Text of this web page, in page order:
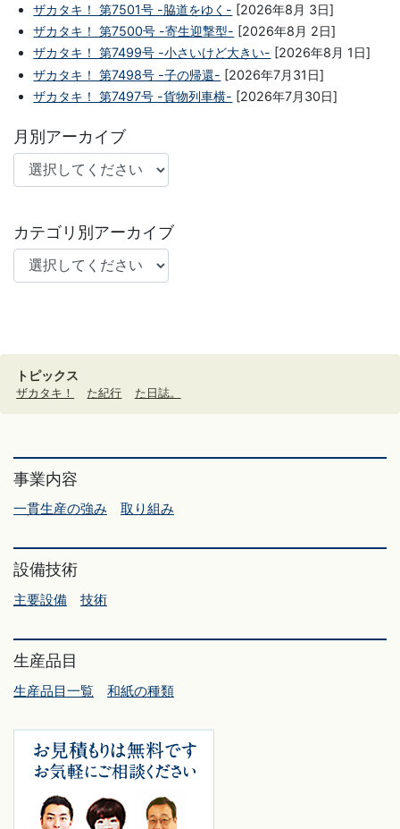
ザカタキ！ 第7501号 -脇道をゆく- [2026年8月 3日]
ザカタキ！ 第7500号 -寄生迎撃型- [2026年8月 2日]
ザカタキ！ 第7499号 -小さいけど大きい- [2026年8月 1日]
ザカタキ！ 第7498号 -子の帰還- [2026年7月31日]
ザカタキ！ 第7497号 -貨物列車横- [2026年7月30日]
月別アーカイブ
カテゴリ別アーカイブ
トピックス
ザカタキ！ た紀行 た日誌。
事業内容
一貫生産の強み 取り組み
設備技術
主要設備 技術
生産品目
生産品目一覧 和紙の種類